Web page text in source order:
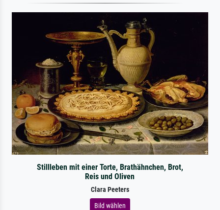
Stillleben mit einer Torte, Brathähnchen, Brot,
Reis und Oliven
Clara Peeters
Bild wählen